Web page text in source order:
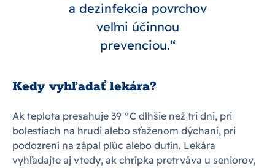
a dezinfekcia povrchov
veľmi účinnou
prevenciou.“
Kedy vyhľadať lekára?
Ak teplota presahuje 39 °C dlhšie než tri dni, pri
bolestiach na hrudi alebo sťaženom dýchaní, pri
podozrení na zápal pľúc alebo dutín. Lekára
vyhľadajte aj vtedy, ak chrípka pretrváva u seniorov,